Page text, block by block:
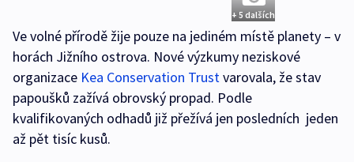
+ 5 dalších
Ve volné přírodě žije pouze na jediném místě planety – v
horách Jižního ostrova. Nové výzkumy neziskové
organizace Kea Conservation Trustvarovala, že stav
papoušků zažívá obrovský propad. Podle
kvalifikovaných odhadů již přežívá jen posledních jeden
až pět tisíc kusů.